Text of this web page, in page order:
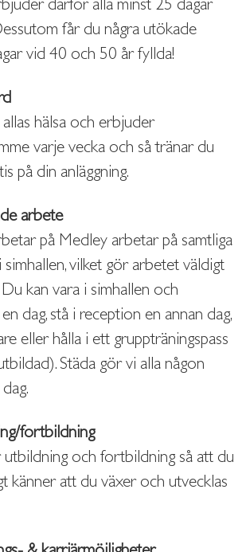
får du några utökade
vid 40 och 50 år fyllda!
hälsa och erbjuder
varje vecka och så tränar du
på din anläggning.
arbete
på Medley arbetar på samtliga
vilket gör arbetet väldigt
kan vara i simhallen och
dag, stå i reception en annan dag,
eller hålla i ett gruppträningspass
Städa gör vi alla någon
fortbildning
och fortbildning så att du
känner att du växer och utvecklas